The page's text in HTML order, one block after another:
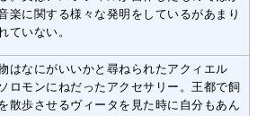
楽に関する様々な発明をしているがあまり
ていない。
はなにがいいかと尋ねられたアクィエル
ロモンにねだったアクセサリー。王都で飼
散歩させるヴィータを見た時に自分もあん